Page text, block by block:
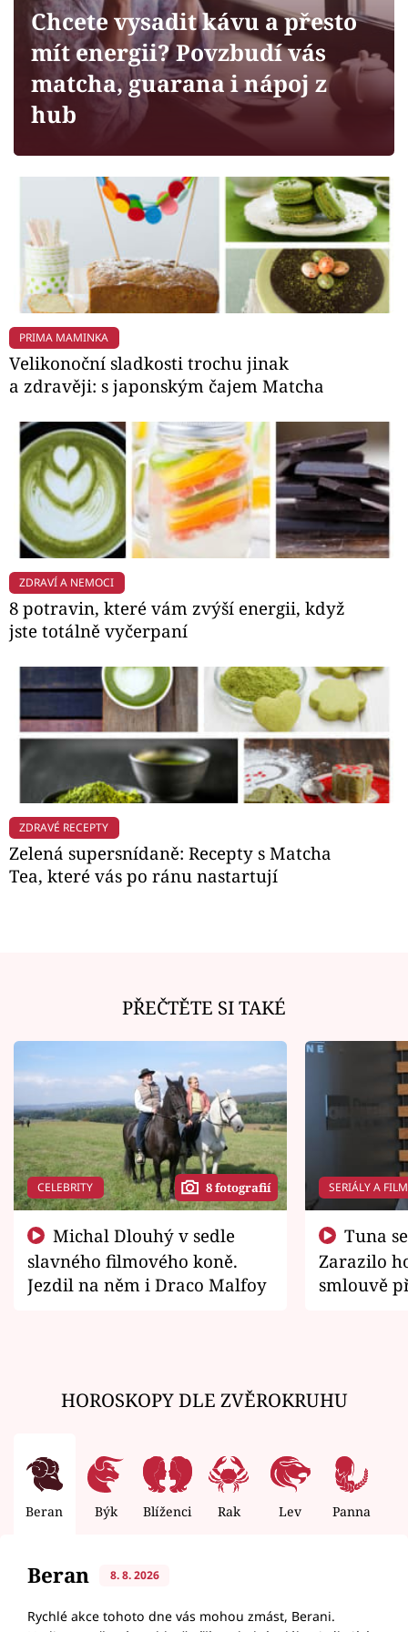
Sledujte prima+
Filmový festival Karlovy Vary
Mámy sobě
Přihlášení
Sledujte nás
Chcete vysadit kávu a přesto
mít energii? Povzbudí vás
matcha, guarana i nápoj z
hub
PRIMA MAMINKA
Velikonoční sladkosti trochu jinak
a zdravěji: s japonským čajem Matcha
ZDRAVÍ A NEMOCI
8 potravin, které vám zvýší energii, když
jste totálně vyčerpaní
ZDRAVÉ RECEPTY
Zelená supersnídaně: Recepty s Matcha
Tea, které vás po ránu nastartují
PŘEČTĚTE SI TAKÉ
CELEBRITY 8 fotografií
slavného filmového koně.
Jezdil na něm i Draco Malfoy
SERIÁLY A
Zarazilo
smlouvě
HOROSKOPY DLE ZVĚROKRUHU
Beran Býk Blíženci Rak Lev Panna
Beran 8. 8. 2026
Rychlé akce tohoto dne vás mohou zmást, Berani.